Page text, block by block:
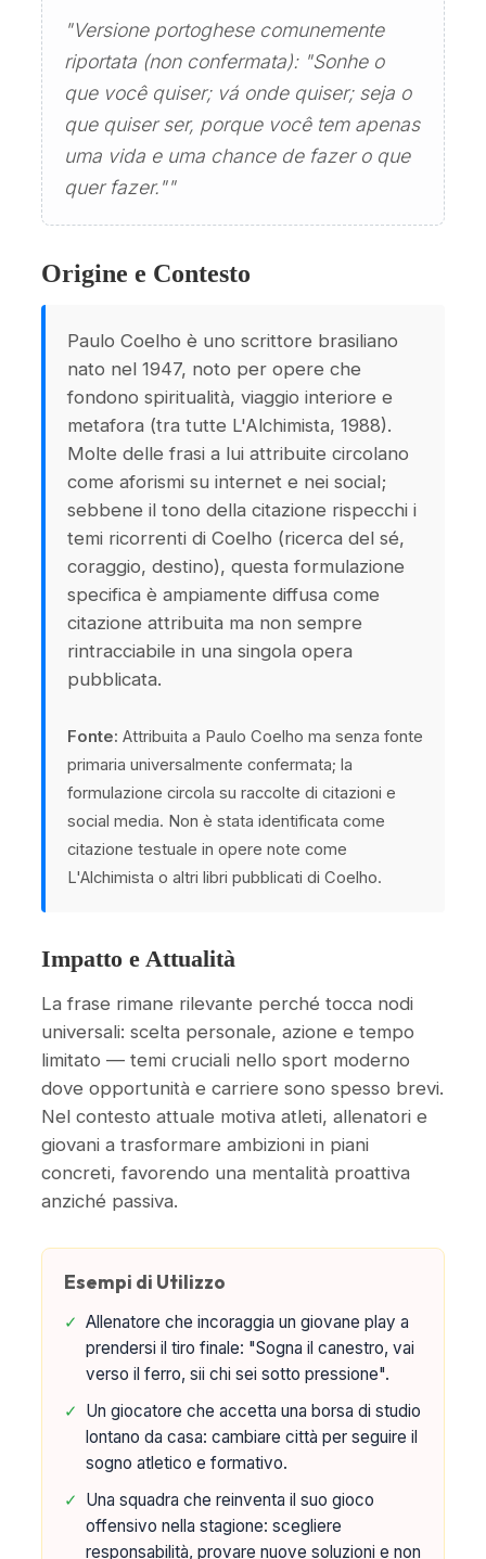
"Versione portoghese comunemente
riportata (non confermata): "Sonhe o
que você quiser; vá onde quiser; seja o
que quiser ser, porque você tem apenas
uma vida e uma chance de fazer o que
quer fazer.""
Origine e Contesto
Paulo Coelho è uno scrittore brasiliano
nato nel 1947, noto per opere che
fondono spiritualità, viaggio interiore e
metafora (tra tutte L'Alchimista, 1988).
Molte delle frasi a lui attribuite circolano
come aforismi su internet e nei social;
sebbene il tono della citazione rispecchi i
temi ricorrenti di Coelho (ricerca del sé,
coraggio, destino), questa formulazione
specifica è ampiamente diffusa come
citazione attribuita ma non sempre
rintracciabile in una singola opera
pubblicata.
Fonte: Attribuita a Paulo Coelho ma senza fonte
primaria universalmente confermata; la
formulazione circola su raccolte di citazioni e
social media. Non è stata identificata come
citazione testuale in opere note come
L'Alchimista o altri libri pubblicati di Coelho.
Impatto e Attualità
La frase rimane rilevante perché tocca nodi
universali: scelta personale, azione e tempo
limitato — temi cruciali nello sport moderno
dove opportunità e carriere sono spesso brevi.
Nel contesto attuale motiva atleti, allenatori e
giovani a trasformare ambizioni in piani
concreti, favorendo una mentalità proattiva
anziché passiva.
Esempi di Utilizzo
✓ Allenatore che incoraggia un giovane play a
prendersi il tiro finale: "Sogna il canestro, vai
verso il ferro, sii chi sei sotto pressione".
✓ Un giocatore che accetta una borsa di studio
lontano da casa: cambiare città per seguire il
sogno atletico e formativo.
✓ Una squadra che reinventa il suo gioco
offensivo nella stagione: scegliere
responsabilità, provare nuove soluzioni e non